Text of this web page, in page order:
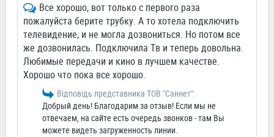
Все хорошо, вот только с первого раза
пожалуйста берите трубку. А то хотела подключить
телевидение, и не могла дозвониться. Но потом все
же дозвонилась. Подключила Тв и теперь довольна.
Любимые передачи и кино в лучшем качестве.
Хорошо что пока все хорошо.
Відповідь представника ТОВ "Саннет":
Добрый день! Благодарим за отзыв! Если мы не
отвечаем, на сайте есть очередь звонков - там Вы
можете видеть загруженность линии.